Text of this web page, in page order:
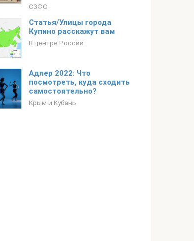
СЗФО
Статья/Улицы города
Купино расскажут вам
В центре России
Адлер 2022: Что
посмотреть, куда сходить
самостоятельно?
Крым и Кубань